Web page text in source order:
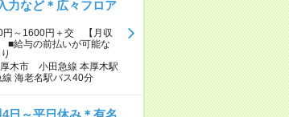
力など＊広々フロア
円～1600円＋交 【月収
給与の前払いが可能な
木市 小田急線 本厚木駅
海老名駅バス40分
日～平日休み＊有名